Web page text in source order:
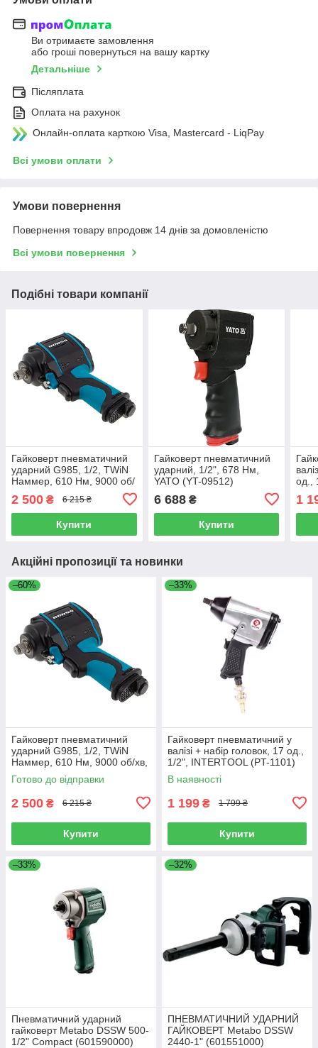
Ви отримаєте замовлення
або гроші повернуться на вашу картку
Детальніше
Післяплата
Оплата на рахунок
Онлайн-оплата карткою Visa, Mastercard - LiqPay
Всі умови оплати
Умови повернення
Повернення товару впродовж 14 днів за домовленістю
Всі умови повернення
Подібні товари компанії
Гайковерт пневматичний
ударний G985, 1/2, TWiN
Haммер, 610 Нм, 9000 об/
хв, композитний. GROSS
57440
2 500 ₴ 6 215 ₴
Купити
Гайковерт пневматичний
ударний, 1/2", 678 Нм,
YATO (YT-09512)
6 688₴
Купити
од.,
1
Акційні пропозиції та новинки
–60%
Гайковерт пневматичний
ударний G985, 1/2, TWiN
Haммер, 610 Нм, 9000 об/хв,
композитний. GROSS 57440
Готово до відправки
2 500 ₴ 6 215 ₴
Купити
–33%
Гайковерт пневматичний у
валізі + набір головок, 17 од.,
1/2", INTERTOOL (PT-1101)
В наявності
1 199 ₴ 1 799 ₴
Купити
–33%
Пневматичний ударний
гайковерт Metabo DSSW 500-
1/2" Compact (601590000)
–32%
ПНЕВМАТИЧНИЙ УДАРНИЙ
ГАЙКОВЕРТ Metabo DSSW
2440-1" (601551000)